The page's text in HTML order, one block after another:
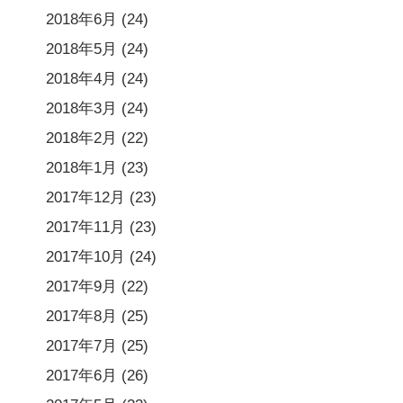
2018年6月 (24)
2018年5月 (24)
2018年4月 (24)
2018年3月 (24)
2018年2月 (22)
2018年1月 (23)
2017年12月 (23)
2017年11月 (23)
2017年10月 (24)
2017年9月 (22)
2017年8月 (25)
2017年7月 (25)
2017年6月 (26)